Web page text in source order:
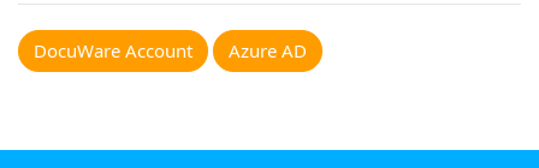
DocuWare Account Azure AD